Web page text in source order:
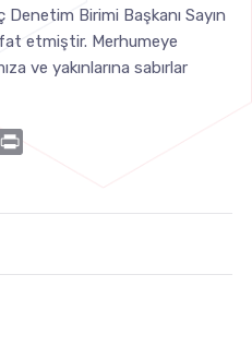
Birimi Başkanı Sayın
etmiştir. Merhumeye
ve yakınlarına sabırlar